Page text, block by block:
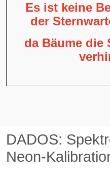
Es ist keine
der
da Bäume die
DADOS:
Neon-